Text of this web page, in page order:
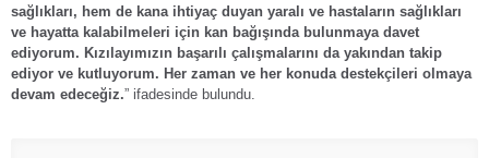
sağlıkları, hem de kana ihtiyaç duyan yaralı ve hastaların sağlıkları
ve hayatta kalabilmeleri için kan bağışında bulunmaya davet
ediyorum. Kızılayımızın başarılı çalışmalarını da yakından takip
ediyor ve kutluyorum. Her zaman ve her konuda destekçileri olmaya
devam edeceğiz.” ifadesinde bulundu.